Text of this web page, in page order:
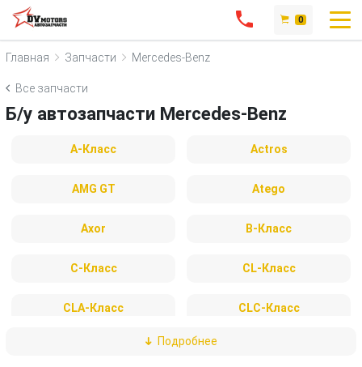
0
Главная Запчасти Mercedes-Benz
Все запчасти
Б/у автозапчасти Mercedes-Benz
A-Класс Actros
AMG GT Atego
Axor B-Класс
C-Класс CL-Класс
CLA-Класс CLC-Класс
Подробнее